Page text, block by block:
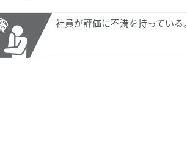
社員が評価に不満を持っている。